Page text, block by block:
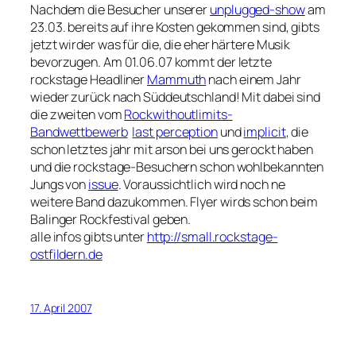
Nachdem die Besucher unsererunplugged-showam
23.03. bereits auf ihre Kosten gekommen sind, gibts
jetzt wirder was für die, die eher härtere Musik
bevorzugen. Am 01.06.07 kommt der letzte
rockstage HeadlinerMammuthnach einem Jahr
wieder zurück nach Süddeutschland! Mit dabei sind
die zweiten vomRockwithoutlimits-
Bandwettbewerb last perceptionundimplicit, die
schon letztes jahr mit arson bei uns gerockt haben
und die rockstage-Besuchern schon wohlbekannten
Jungs vonissue. Voraussichtlich wird noch ne
weitere Band dazukommen. Flyer wirds schon beim
Balinger Rockfestival geben.
alle infos gibts unterhttp://small.rockstage-
ostfildern.de
17. April 2007